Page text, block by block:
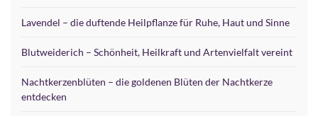
Lavendel – die duftende Heilpflanze für Ruhe, Haut und Sinne
Blutweiderich – Schönheit, Heilkraft und Artenvielfalt vereint
Nachtkerzenblüten – die goldenen Blüten der Nachtkerze
entdecken